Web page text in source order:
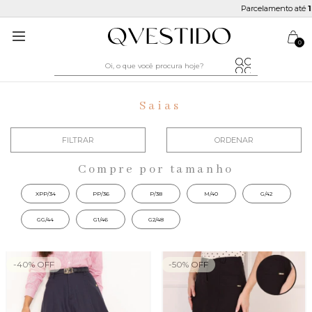
10x sem juros
0
Saias
FILTRAR ORDENAR
Compre por tamanho
XPP/34 PP/36 P/38 M/40 G/42
GG/44 G1/46 G2/48
-40% OFF -50% OFF